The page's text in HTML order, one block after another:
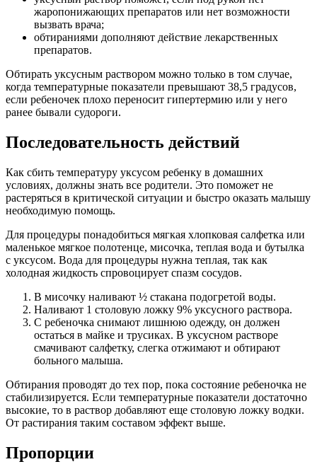
жаропонижающих препаратов или нет возможности
вызвать врача;
обтираниями дополняют действие лекарственных
препаратов.
Обтирать уксусным раствором можно только в том случае,
когда температурные показатели превышают 38,5 градусов,
если ребеночек плохо переносит гипертермию или у него
ранее бывали судороги.
Последовательность действий
Как сбить температуру уксусом ребенку в домашних
условиях, должны знать все родители. Это поможет не
растеряться в критической ситуации и быстро оказать малышу
необходимую помощь.
Для процедуры понадобиться мягкая хлопковая салфетка или
маленькое мягкое полотенце, мисочка, теплая вода и бутылка
с уксусом. Вода для процедуры нужна теплая, так как
холодная жидкость спровоцирует спазм сосудов.
В мисочку наливают ½ стакана подогретой воды.
Наливают 1 столовую ложку 9% уксусного раствора.
С ребеночка снимают лишнюю одежду, он должен
остаться в майке и трусиках. В уксусном растворе
смачивают салфетку, слегка отжимают и обтирают
больного малыша.
Обтирания проводят до тех пор, пока состояние ребеночка не
стабилизируется. Если температурные показатели достаточно
высокие, то в раствор добавляют еще столовую ложку водки.
От растирания таким составом эффект выше.
Пропорции